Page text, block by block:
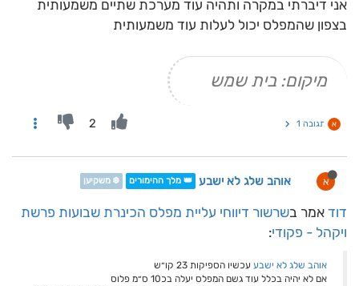
אני דיברתי במקרה ותהיה עוד מערכת שתיים משמעותית
בצפון שהמפלס יכול לעלות עוד משמעותית
מיקום: בית שמש
א תגובה 1 2
א אוהב שלג לא ישבע 👑 מלך ההימורים ❄️ משקיען
דוד אמר בשרשור דיווחי עליית מפלס הכינרת שבועות פרשת
ויקהל - פקודי:
אוהב שלג לא ישבע עכשיו הספיקות 23 קו״ש
אם לא יהיה בכלל עוד גשם המפלס יעלה בכ10 ס״מ פלוס